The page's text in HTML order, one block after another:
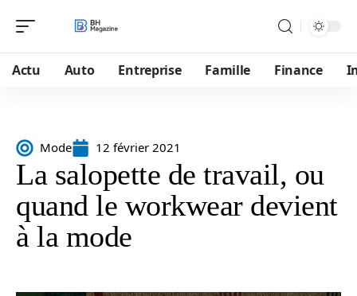
Actu Auto Entreprise Famille Finance
Mode 12 février 2021
La salopette de travail, ou
quand le workwear devient
à la mode